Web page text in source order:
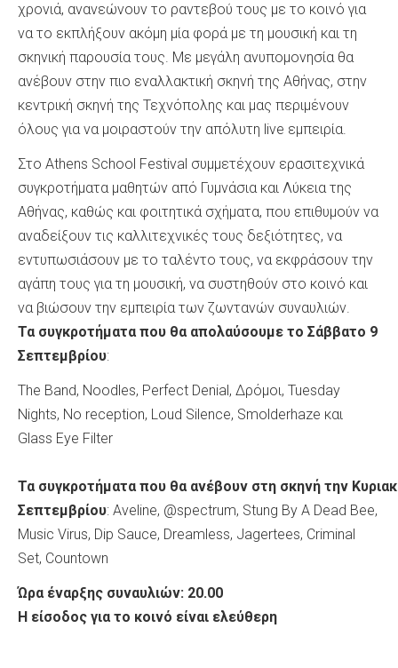
χρονιά, ανανεώνουν το ραντεβού τους με το κοινό για
να το εκπλήξουν ακόμη μία φορά με τη μουσική και τη
σκηνική παρουσία τους. Με μεγάλη ανυπομονησία θα
ανέβουν στην πιο εναλλακτική σκηνή της Αθήνας, στην
κεντρική σκηνή της Τεχνόπολης και μας περιμένουν
όλους για να μοιραστούν την απόλυτη live εμπειρία.
Στο Athens School Festival συμμετέχουν ερασιτεχνικά
συγκροτήματα μαθητών από Γυμνάσια και Λύκεια της
Αθήνας, καθώς και φοιτητικά σχήματα, που επιθυμούν να
αναδείξουν τις καλλιτεχνικές τους δεξιότητες, να
εντυπωσιάσουν με το ταλέντο τους, να εκφράσουν την
αγάπη τους για τη μουσική, να συστηθούν στο κοινό και
να βιώσουν την εμπειρία των ζωντανών συναυλιών.
Τα συγκροτήματα που θα απολαύσουμε το Σάββατο 9
Σεπτεμβρίου:
The Band, Noodles, Perfect Denial, Δρόμοι, Tuesday
Nights, No reception, Loud Silence, Smolderhaze και
Glass Eye Filter
Τασυγκροτήματαπου θαανέβουν στη σκηνή την
Σεπτεμβρίου: Aveline, @spectrum, Stung By A Dead Bee,
Music Virus, Dip Sauce, Dreamless, Jagertees, Criminal
Set, Countown
Ώρα έναρξης συναυλιών: 20.00
Η είσοδος για το κοινό είναι ελεύθερη